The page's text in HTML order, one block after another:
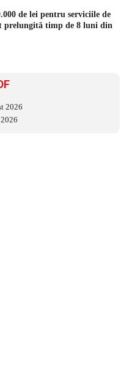
de lei pentru serviciile de
prelungită timp de 8 luni din